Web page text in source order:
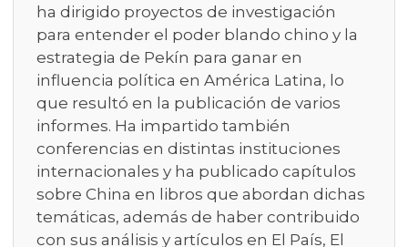
ha dirigido proyectos de investigación
para entender el poder blando chino y la
estrategia de Pekín para ganar en
influencia política en América Latina, lo
que resultó en la publicación de varios
informes. Ha impartido también
conferencias en distintas instituciones
internacionales y ha publicado capítulos
sobre China en libros que abordan dichas
temáticas, además de haber contribuido
con sus análisis y artículos en El País, El